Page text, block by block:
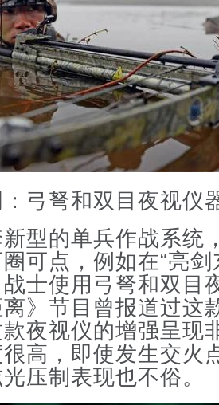
弩和双目夜视仪
的单兵作战系统，
可点，例如在“亮
士使用弓弩和双目
》节目曾报道过这
夜视仪的增强呈现
高，即使发生交火
压制表现也不俗。